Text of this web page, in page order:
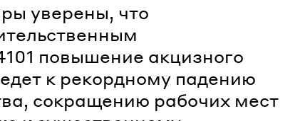
уверены, что
повышение акцизного
к рекордному падению
сокращению рабочих мест